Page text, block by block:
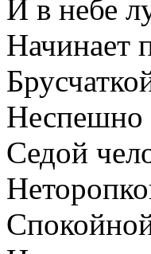
И в небе
Начинает
Неспешно
Седой